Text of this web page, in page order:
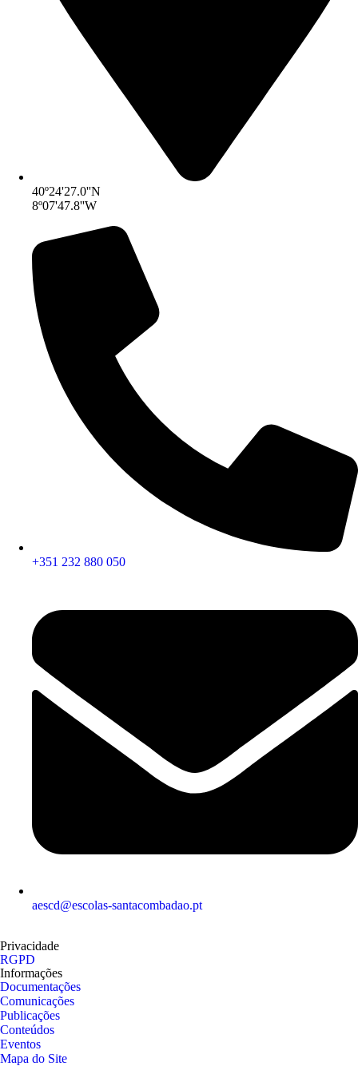
40º24'27.0''N
8º07'47.8''W
+351 232 880 050
aescd@escolas-santacombadao.pt
Privacidade
RGPD
Informações
Documentações
Comunicações
Publicações
Conteúdos
Eventos
Mapa do Site